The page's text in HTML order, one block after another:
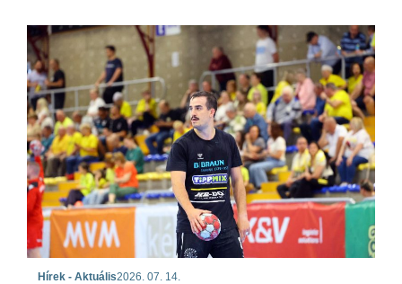
Hírek - Aktuális2026. 07. 14.